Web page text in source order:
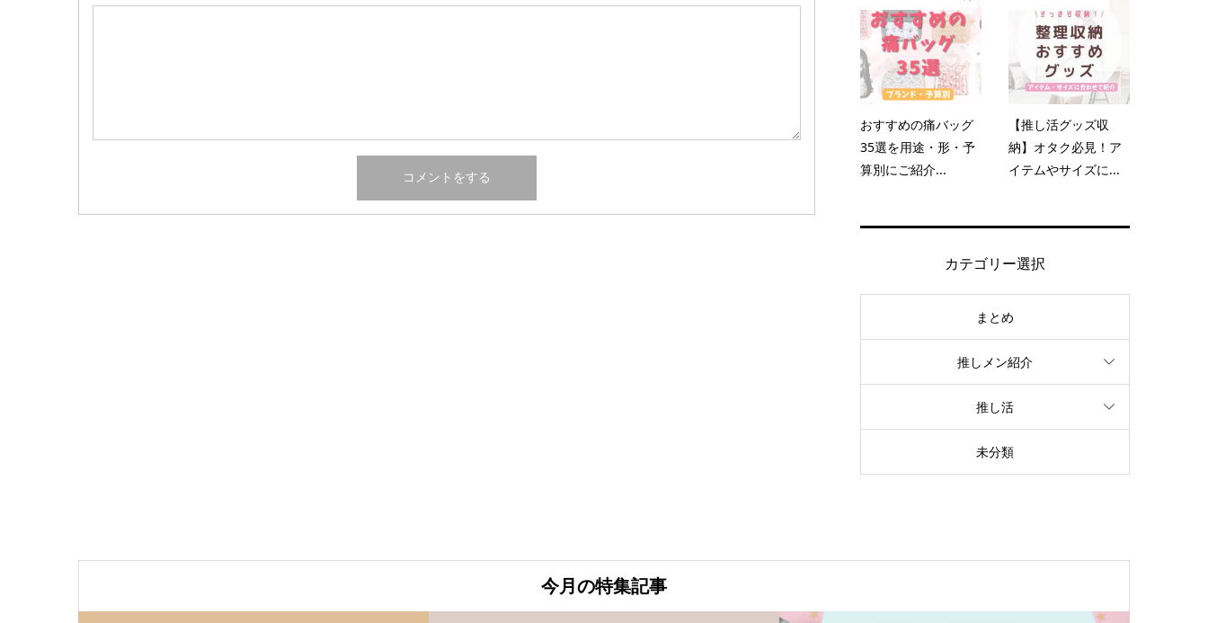
おすすめの痛バッグ
35選を用途・形・予
算別にご紹介...
【推し活グッズ収
納】オタク必見！ア
イテムやサイズに...
カテゴリー選択
まとめ
推しメン紹介
推し活
未分類
今月の特集記事